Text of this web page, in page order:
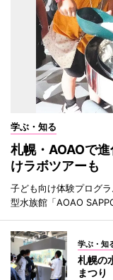
学ぶ・知る
札幌・AOAOで
けラボツアーも
子ども向け体験プログ
型水族館「AOAO
学ぶ・知
札幌の
まつり